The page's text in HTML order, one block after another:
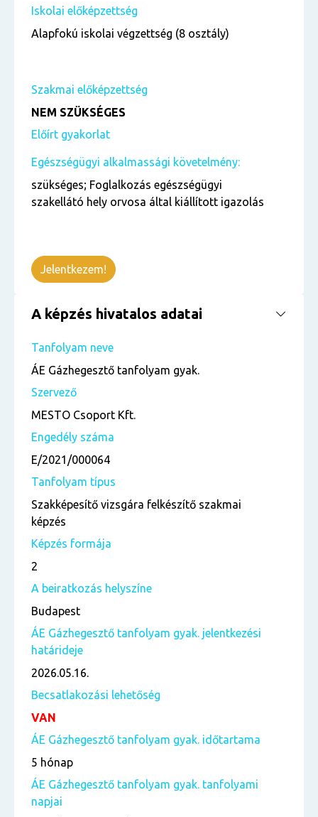
Iskolai előképzettség
Alapfokú iskolai végzettség (8 osztály)
Szakmai előképzettség
NEM SZÜKSÉGES
Előírt gyakorlat
Egészségügyi alkalmassági követelmény:
szükséges; Foglalkozás egészségügyi
szakellátó hely orvosa által kiállított igazolás
Jelentkezem!
A képzés hivatalos adatai
Tanfolyam neve
ÁE Gázhegesztő tanfolyam gyak.
Szervező
MESTO Csoport Kft.
Engedély száma
E/2021/000064
Tanfolyam típus
Szakképesítő vizsgára felkészítő szakmai
képzés
Képzés formája
2
A beiratkozás helyszíne
Budapest
ÁE Gázhegesztő tanfolyam gyak. jelentkezési
határideje
2026.05.16.
Becsatlakozási lehetőség
VAN
ÁE Gázhegesztő tanfolyam gyak. időtartama
5 hónap
ÁE Gázhegesztő tanfolyam gyak. tanfolyami
napjai